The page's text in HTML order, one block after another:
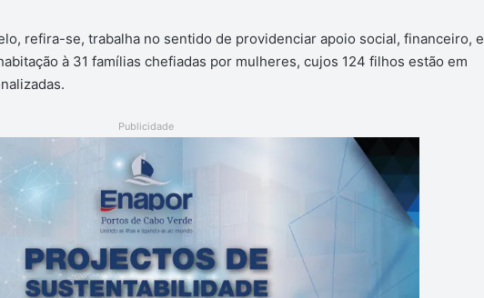
refira-se, trabalha no sentido de providenciar apoio social, financeiro, e
à 31 famílias chefiadas por mulheres, cujos 124 filhos estão em
Publicidade